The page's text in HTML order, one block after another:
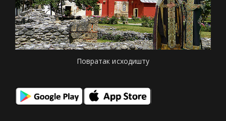
Повратак исходишту